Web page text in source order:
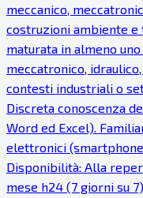
meccanico,
costruzioni ambiente e
maturata in almeno
meccatronico,
contesti industriali o
Discreta conoscenza
Word ed Excel).
elettronici
Disponibilità: Alla
mese h24 (7 giorni su